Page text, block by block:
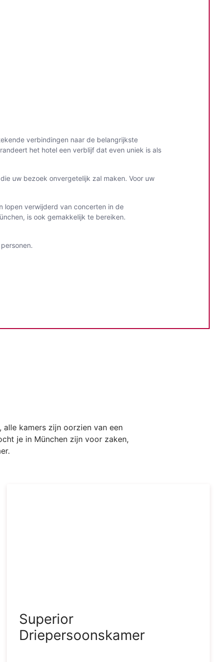
verbindingen naar de belangrijkste
het hotel een verblijf dat even uniek is als
uw bezoek onvergetelijk zal maken. Voor uw
lopen verwijderd van concerten in de
is ook gemakkelijk te bereiken.
kamers zijn oorzien van een
je in München zijn voor zaken,
Superior
Driepersoonskamer